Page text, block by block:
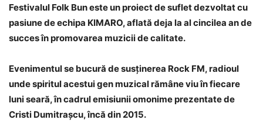
Festivalul Folk Bun este un proiect de suflet dezvoltat cu
pasiune de echipa KIMARO, aflată deja la al cincilea an de
succes în promovarea muzicii de calitate.
Evenimentul se bucură de susținerea Rock FM, radioul
unde spiritul acestui gen muzical rămâne viu în fiecare
luni seară, în cadrul emisiunii omonime prezentate de
Cristi Dumitrașcu, încă din 2015.